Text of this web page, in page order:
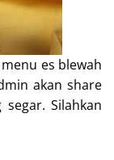
es blewah
akan share
Silahkan